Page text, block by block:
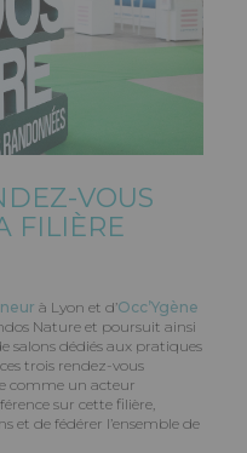
VOUS
FILIÈRE
à Lyon et d’Occ’Ygène
Nature et poursuit ainsi
salons dédiés aux pratiques
trois rendez-vous
comme un acteur
sur cette filière,
et de fédérer l’ensemble de